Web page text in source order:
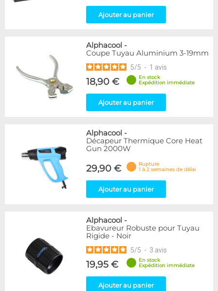
Ajouter au panier
Alphacool -
Coupe Tuyau Aluminium 3-19mm
5/5 - 1 avis
18,90 €
En stock
Expédition immédiate
Ajouter au panier
Alphacool -
Décapeur Thermique Core Heat
Gun 2000W
29,90 €
Rupture
1 à 2 semaines de délai
Ajouter au panier
Alphacool -
Ebavureur Robuste pour Tuyau
Rigide - Noir
5/5 - 3 avis
19,95 €
En stock
Expédition immédiate
Ajouter au panier